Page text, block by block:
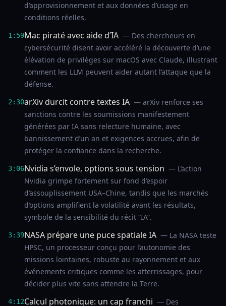
d’approvisionnement et aux données d’usage en
conditions réelles.
1:59Mac piraté avec aide d’IA — Des chercheurs en
cybersécurité disent avoir accéléré la découverte d’une
élévation de privilèges sur macOS avec Claude, illustrant
comment les LLM peuvent aider autant l’attaque que la
défense.
2:30arXiv durcit contre textes IA — arXiv renforce ses
sanctions contre les soumissions manifestement
générées par IA sans relecture humaine, avec
bannissement d’un an et exigences accrues, afin de
protéger la confiance dans la recherche.
3:06Nvidia s’envole, options sous tension — L’action
Nvidia grimpe fortement sur fond d’espoir
d’assouplissement USA–Chine, tandis que les marchés
d’options amplifient la volatilité avant les résultats,
symbole de la sensibilité du récit “IA”.
3:39NASA prépare une puce spatiale IA — La NASA teste
HPSC, un processeur conçu pour l’autonomie des
missions lointaines, robuste au rayonnement et aux
événements critiques comme les atterrissages, pour
décider plus vite sans attendre la Terre.
4:12Calcul photonique: un cap franchi — Des